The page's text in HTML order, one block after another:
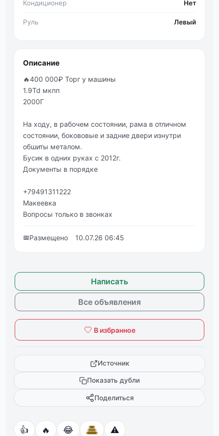
Кондиционер Нет
Руль Левый
Описание
🔥400 000₽ Торг у машины
1.9Td мкпп
2000Г
На ходу, в рабочем состоянии, рама в отличном
состоянии, бокововые и задние двери изнутри
обшиты металом.
Бусик в одних руках с 2012г.
Документы в порядке
+79491311222
Макеевка
Вопросы только в звонках
📅Размещено 10.07.26 06:45
Написать
Все объявления
В избранное
Источник
Показать дубли
Поделиться
👍 🔥 😂 ⚠️